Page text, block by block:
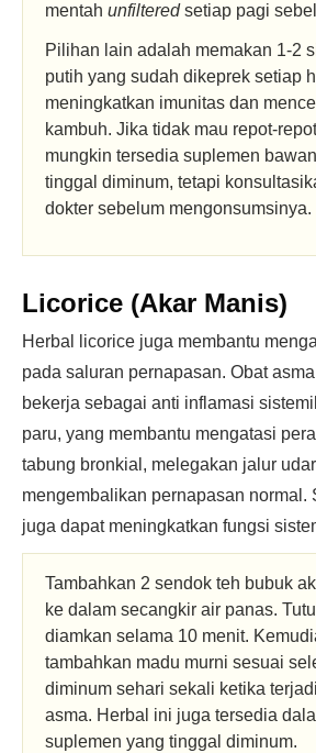
mentah unfilteredsetiap pagi
Pilihan lain adalah memakan 1-2
putih yang sudah dikeprek setiap
meningkatkan imunitas dan
kambuh. Jika tidak mau repot-
mungkin tersedia suplemen
tinggal diminum, tetapi
dokter sebelum mengonsumsinya.
Licorice (Akar Manis)
Herbal licorice juga membantu
pada saluran pernapasan. Obat
bekerja sebagai anti inflamasi
paru, yang membantu mengatasi
tabung bronkial, melegakan jalur
mengembalikan pernapasan normal.
juga dapat meningkatkan fungsi
Tambahkan 2 sendok teh bubuk
ke dalam secangkir air panas.
diamkan selama 10 menit.
tambahkan madu murni sesuai
diminum sehari sekali ketika
asma. Herbal ini juga tersedia
suplemen yang tinggal diminum.